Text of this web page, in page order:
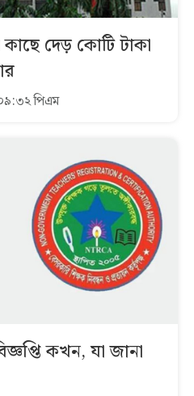
কাছে দেড় কোটি টাকা
পিএম
কখন, যা জানা